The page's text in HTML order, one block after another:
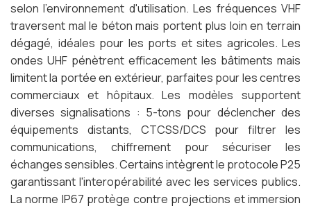
selon l'environnement d'utilisation. Les fréquences VHF
traversent mal le béton mais portent plus loin en terrain
dégagé, idéales pour les ports et sites agricoles. Les
ondes UHF pénètrent efficacement les bâtiments mais
limitent la portée en extérieur, parfaites pour les centres
commerciaux et hôpitaux. Les modèles supportent
diverses signalisations : 5-tons pour déclencher des
équipements distants, CTCSS/DCS pour filtrer les
communications, chiffrement pour sécuriser les
échanges sensibles. Certains intègrent le protocole P25
garantissant l'interopérabilité avec les services publics.
La norme IP67 protège contre projections et immersion